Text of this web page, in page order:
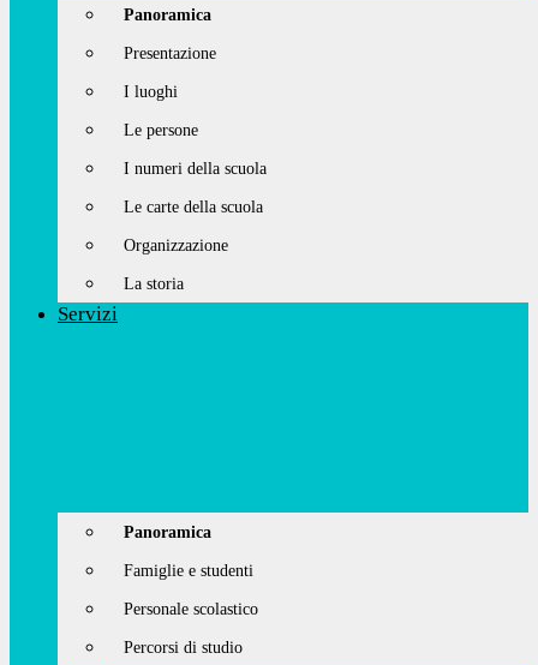
Panoramica
Presentazione
I luoghi
Le persone
I numeri della scuola
Le carte della scuola
Organizzazione
La storia
Servizi
Panoramica
Famiglie e studenti
Personale scolastico
Percorsi di studio